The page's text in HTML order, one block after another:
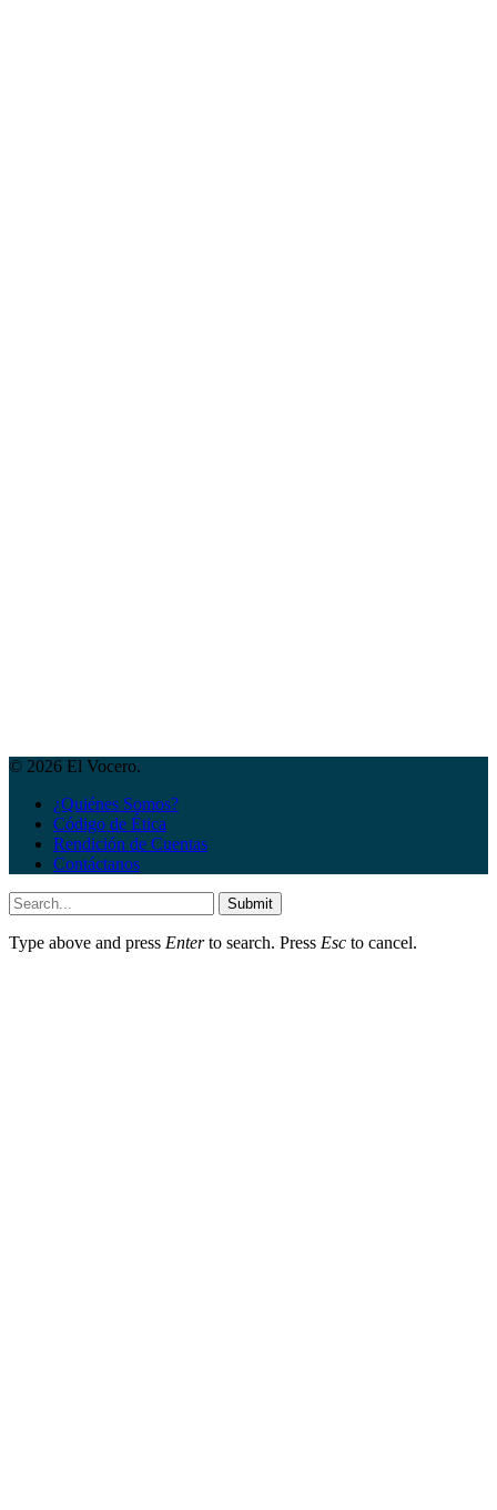
© 2026 El Vocero.
¿Quiénes Somos?
Código de Ética
Rendición de Cuentas
Contáctanos
Submit
Type above and press Enterto search. Press Esc to cancel.